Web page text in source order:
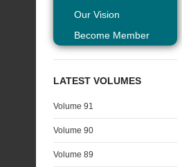
Our Vision
Become Member
LATEST VOLUMES
Volume 91
Volume 90
Volume 89